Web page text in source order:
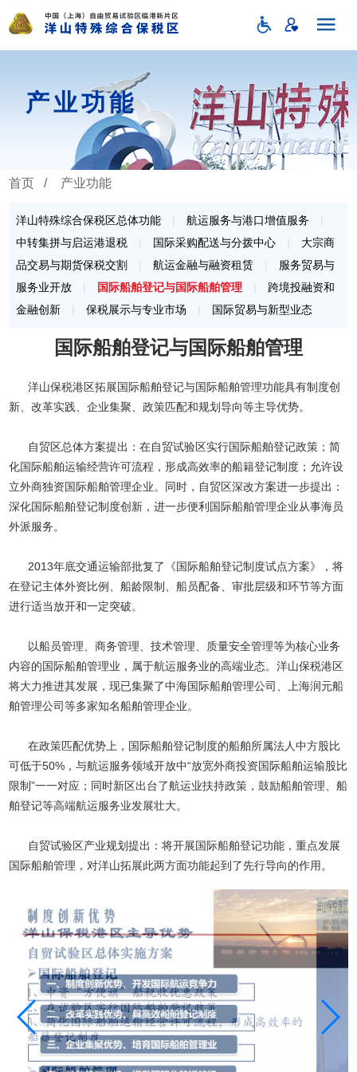
产业功能
首页 / 产业功能
洋山特殊综合保税区总体功能 | 航运服务与港口增值服务
|
中转集拼与启运港退税
| 国际采购配送与分拨中心 |
大宗商
品交易与期货保税交割
| 航运金融与融资租赁 |
服务贸易与
服务业开放
| 国际船舶登记与国际船舶管理 |
跨境投融资和
金融创新
| 保税展示与专业市场 | 国际贸易与新型业态
国际船舶登记与国际船舶管理
洋山保税港区拓展国际船舶登记与国际船舶管理功能具有制度创
新、改革实践、企业集聚、政策匹配和规划导向等主导优势。
自贸区总体方案提出：在自贸试验区实行国际船舶登记政策；简
化国际船舶运输经营许可流程，形成高效率的船籍登记制度；允许设
立外商独资国际船舶管理企业。同时，自贸区深改方案进一步提出：
深化国际船舶登记制度创新，进一步便利国际船舶管理企业从事海员
外派服务。
2013年底交通运输部批复了《国际船舶登记制度试点方案》，将
在登记主体外资比例、船龄限制、船员配备、审批层级和环节等方面
进行适当放开和一定突破。
以船员管理、商务管理、技术管理、质量安全管理等为核心业务
内容的国际船舶管理业，属于航运服务业的高端业态。洋山保税港区
将大力推进其发展，现已集聚了中海国际船舶管理公司、上海润元船
舶管理公司等多家知名船舶管理企业。
在政策匹配优势上，国际船舶登记制度的船舶所属法人中方股比
可低于50%，与航运服务领域开放中“放宽外商投资国际船舶运输股比
限制”一一对应；同时新区出台了航运业扶持政策，鼓励船舶管理、船
舶登记等高端航运服务业发展壮大。
自贸试验区产业规划提出：将开展国际船舶登记功能，重点发展
国际船舶管理，对洋山拓展此两方面功能起到了先行导向的作用。